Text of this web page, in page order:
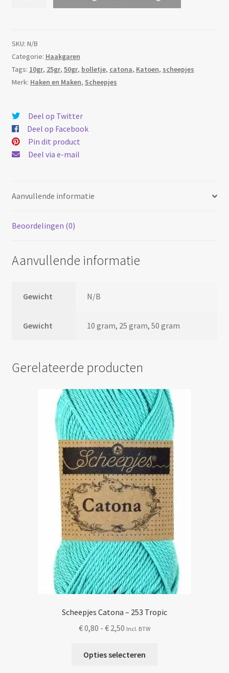
Light
navy
aantal
SKU: N/B
Categorie: Haakgaren
Tags: 10gr, 25gr, 50gr, bolletje, catona, Katoen, scheepjes
Merk: Haken en Maken, Scheepjes
Deel op Twitter
Deel op Facebook
Pin dit product
Deel via e-mail
Aanvullende informatie
Beoordelingen (0)
Aanvullende informatie
Gewicht N/B
Gewicht 10 gram, 25 gram, 50 gram
Gerelateerde producten
Scheepjes Catona – 253 Tropic
€0,80 - € 2,50 Prijsklasse:
tot
Incl. BTW
Opties selecteren